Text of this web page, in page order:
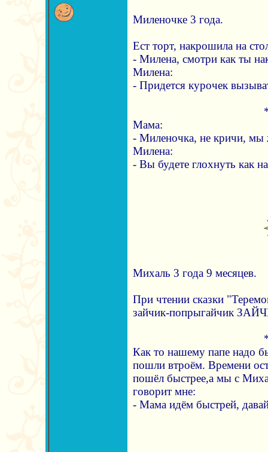
Миленочке 3 года.
Ест торт, накрошила на
- Милена, смотри как ты
Милена:
- Придется курочек
Мама:
- Миленочка, не кричи, мы
Милена:
- Вы будете глохнуть как
Михаль 3 года 9 месяцев.
При чтении сказки
зайчик-попрыгайчик
Как то нашему папе надо
пошли втроём. Времени
пошёл быстрее,а мы с
говорит мне:
- Мама идём быстрей,